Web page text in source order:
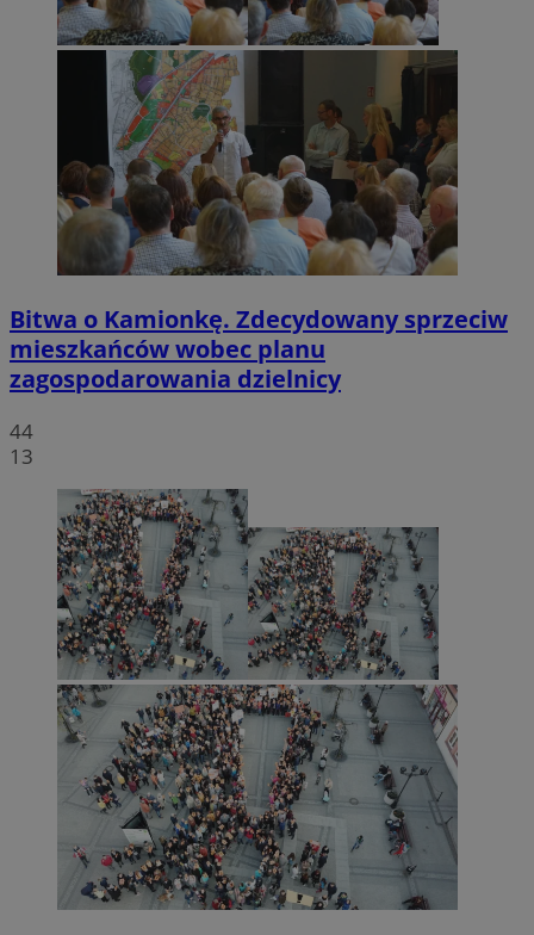
Bitwa o Kamionkę. Zdecydowany sprzeciw
mieszkańców wobec planu
zagospodarowania dzielnicy
44
13